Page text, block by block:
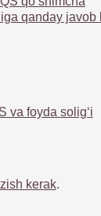
qanday javob
va foyda soligʻi
kerak.